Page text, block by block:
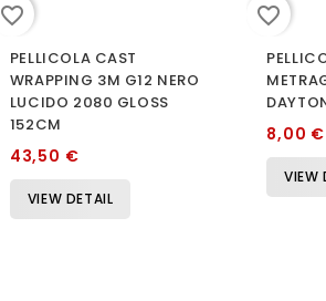
favorite_border
PELLICOLA CAST
WRAPPING 3M G12 NERO
LUCIDO 2080 GLOSS
152CM
43,50 €
VIEW DETAIL
favorite_border
8,00 €
VIEW